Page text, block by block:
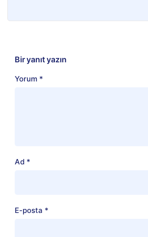
Bir yanıt yazın
Yorum *
Ad *
E-posta *